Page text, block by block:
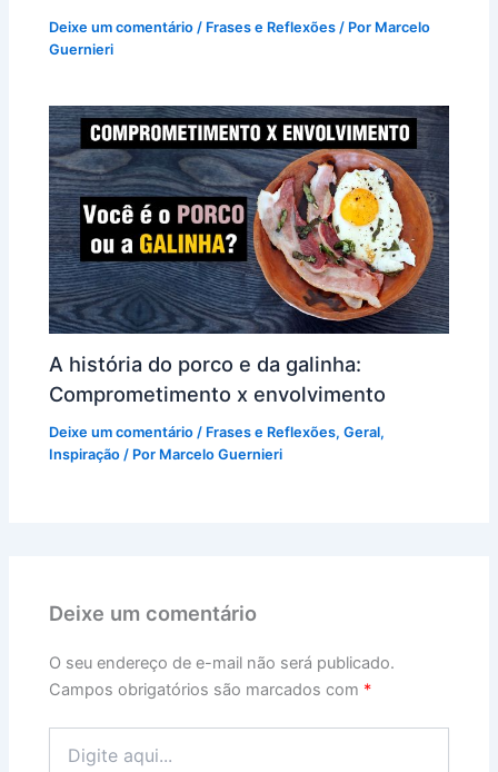
Deixe um comentário / Frases e Reflexões / Por Marcelo
Guernieri
A história do porco e da galinha:
Comprometimento x envolvimento
Deixe um comentário / Frases e Reflexões,Geral,
Inspiração / Por Marcelo Guernieri
Deixe um comentário
O seu endereço de e-mail não será publicado.
Campos obrigatórios são marcados com *
aqui...